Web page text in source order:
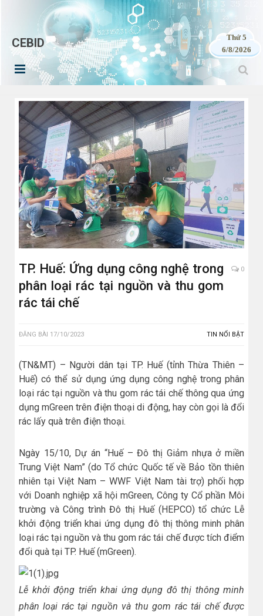
CEBID
Thứ 5
6/8/2026
TP. Huế: Ứng dụng công nghệ trong
phân loại rác tại nguồn và thu gom
rác tái chế
0
ĐĂNG BÀI 17/10/2023 TIN NỔI BẬT
(TN&MT) – Người dân tại TP. Huế (tỉnh Thừa Thiên –
Huế) có thể sử dụng ứng dụng công nghệ trong phân
loại rác tại nguồn và thu gom rác tái chế thông qua ứng
dụng mGreen trên điện thoại di động, hay còn gọi là đổi
rác lấy quà trên điện thoại.
Ngày 15/10, Dự án “Huế – Đô thị Giảm nhựa ở miền
Trung Việt Nam” (do Tổ chức Quốc tế về Bảo tồn thiên
nhiên tại Việt Nam – WWF Việt Nam tài trợ) phối hợp
với Doanh nghiệp xã hội mGreen, Công ty Cổ phần Môi
trường và Công trình Đô thị Huế (HEPCO) tổ chức Lễ
khởi động triển khai ứng dụng đô thị thông minh phân
loại rác tại nguồn và thu gom rác tái chế được tích điểm
đổi quà tại TP. Huế (mGreen).
Lễ khởi động triển khai ứng dụng đô thị thông minh
phân loại rác tại nguồn và thu gom rác tái chế được